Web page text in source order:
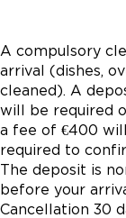
A compulsory
arrival (dishes,
cleaned). A
will be required
a fee of €400
required to
The deposit is
before your
Cancellation 30